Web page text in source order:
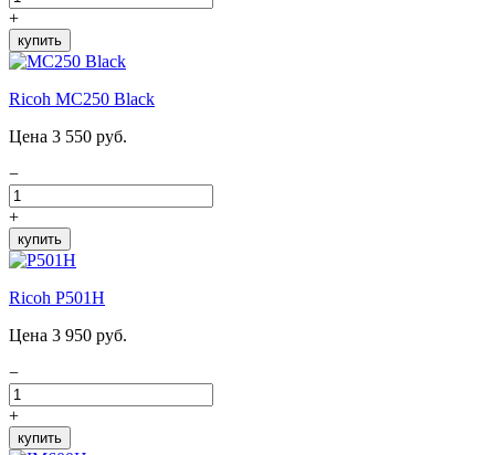
+
купить
Ricoh MC250 Black
Цена 3 550 руб.
−
+
купить
Ricoh P501H
Цена 3 950 руб.
−
+
купить